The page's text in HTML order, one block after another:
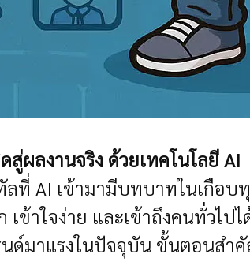
สู่ผลงานจริง ด้วยเทคโนโลยี AI
ที่ AI เข้ามามีบทบาทในเกือบ
ข้าใจง่าย และเข้าถึงคนทั่วไ
ด์มาแรงในปัจจุบัน ขั้นตอนสำคั